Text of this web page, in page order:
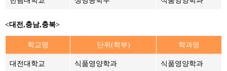
<대전,충남,충북>
학교명 단위(학부) 학과명
대전대학교 식품영양학과 식품영양학과